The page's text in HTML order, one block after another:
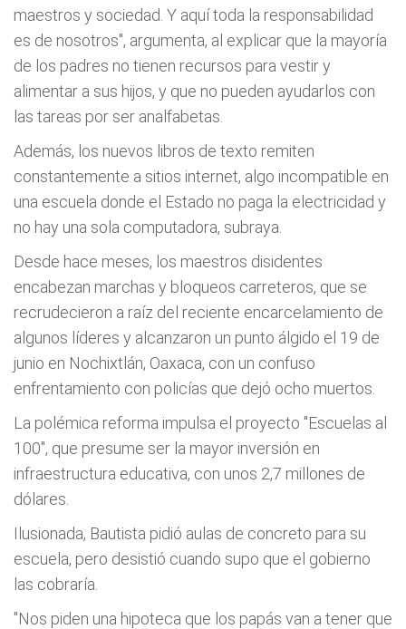
maestros y sociedad. Y aquí toda la responsabilidad
es de nosotros", argumenta, al explicar que la mayoría
de los padres no tienen recursos para vestir y
alimentar a sus hijos, y que no pueden ayudarlos con
las tareas por ser analfabetas.
Además, los nuevos libros de texto remiten
constantemente a sitios internet, algo incompatible en
una escuela donde el Estado no paga la electricidad y
no hay una sola computadora, subraya.
Desde hace meses, los maestros disidentes
encabezan marchas y bloqueos carreteros, que se
recrudecieron a raíz del reciente encarcelamiento de
algunos líderes y alcanzaron un punto álgido el 19 de
junio en Nochixtlán, Oaxaca, con un confuso
enfrentamiento con policías que dejó ocho muertos.
La polémica reforma impulsa el proyecto "Escuelas al
100", que presume ser la mayor inversión en
infraestructura educativa, con unos 2,7 millones de
dólares.
Ilusionada, Bautista pidió aulas de concreto para su
escuela, pero desistió cuando supo que el gobierno
las cobraría.
"Nos piden una hipoteca que los papás van a tener que